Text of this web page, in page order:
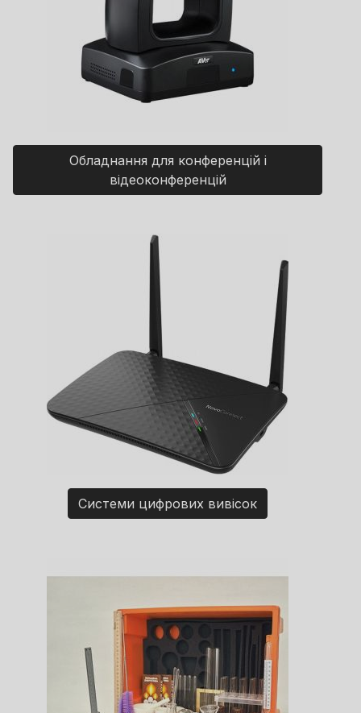
Обладнання для конференцій і
відеоконференцій
Системи цифрових вивісок